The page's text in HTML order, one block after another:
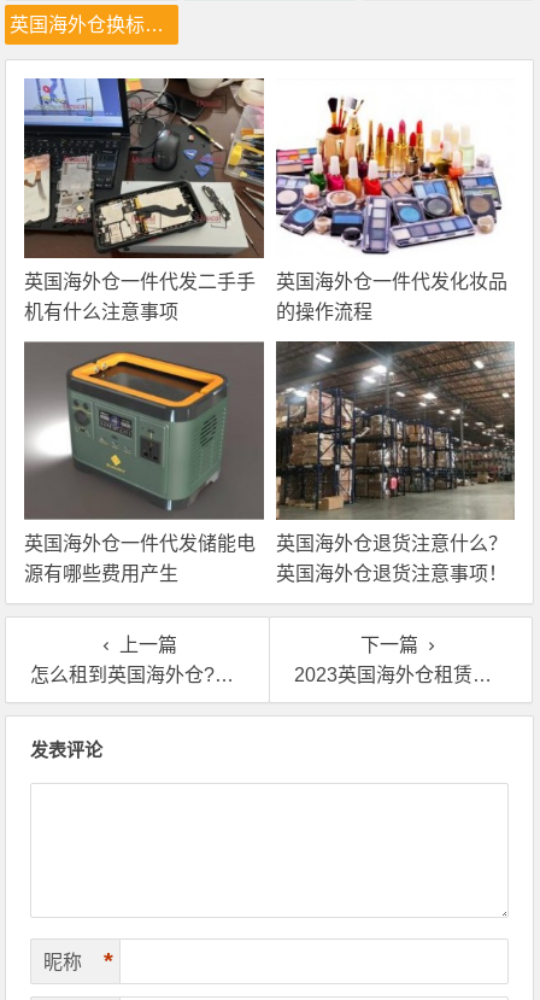
英国海外仓换标费用
英国海外仓一件代发二手手
机有什么注意事项
英国海外仓一件代发化妆品
的操作流程
英国海外仓一件代发储能电
源有哪些费用产生
英国海外仓退货注意什么？
英国海外仓退货注意事项！
上一篇
怎么租到英国海外仓?英国海外仓库租赁推荐
下一篇
2023英国海外仓租赁指南，分享给跨境卖家参考
发表评论
昵称 *